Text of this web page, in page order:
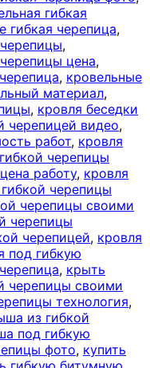
гибкая
гибкая черепица,
,
цена,
, кровельные
материал,
, кровля беседки
черепицей видео,
работ, кровля
черепицы
работу, кровля
черепицы
черепицы своими
черепицы
черепицей, кровля
под гибкую
, крыть
черепицы своими
технология,
из гибкой
под гибкую
фото, купить